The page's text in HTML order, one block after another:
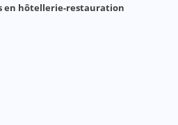
en hôtellerie-restauration